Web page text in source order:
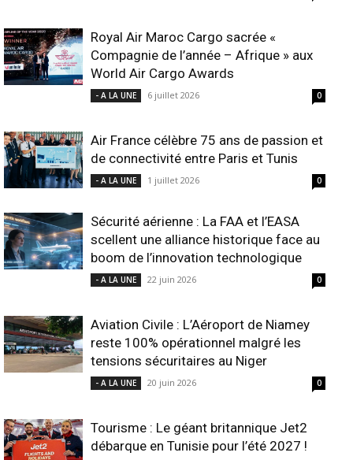
Royal Air Maroc Cargo sacrée «
Compagnie de l’année – Afrique » aux
World Air Cargo Awards
- A LA UNE 6 juillet 2026 0
Air France célèbre 75 ans de passion et
de connectivité entre Paris et Tunis
- A LA UNE 1 juillet 2026 0
Sécurité aérienne : La FAA et l’EASA
scellent une alliance historique face au
boom de l’innovation technologique
- A LA UNE 22 juin 2026 0
Aviation Civile : L’Aéroport de Niamey
reste 100% opérationnel malgré les
tensions sécuritaires au Niger
- A LA UNE 20 juin 2026 0
Tourisme : Le géant britannique Jet2
débarque en Tunisie pour l’été 2027 !